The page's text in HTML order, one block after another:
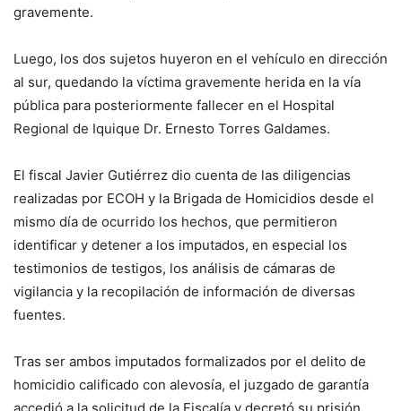
gravemente.
Luego, los dos sujetos huyeron en el vehículo en dirección
al sur, quedando la víctima gravemente herida en la vía
pública para posteriormente fallecer en el Hospital
Regional de Iquique Dr. Ernesto Torres Galdames.
El fiscal Javier Gutiérrez dio cuenta de las diligencias
realizadas por ECOH y la Brigada de Homicidios desde el
mismo día de ocurrido los hechos, que permitieron
identificar y detener a los imputados, en especial los
testimonios de testigos, los análisis de cámaras de
vigilancia y la recopilación de información de diversas
fuentes.
Tras ser ambos imputados formalizados por el delito de
homicidio calificado con alevosía, el juzgado de garantía